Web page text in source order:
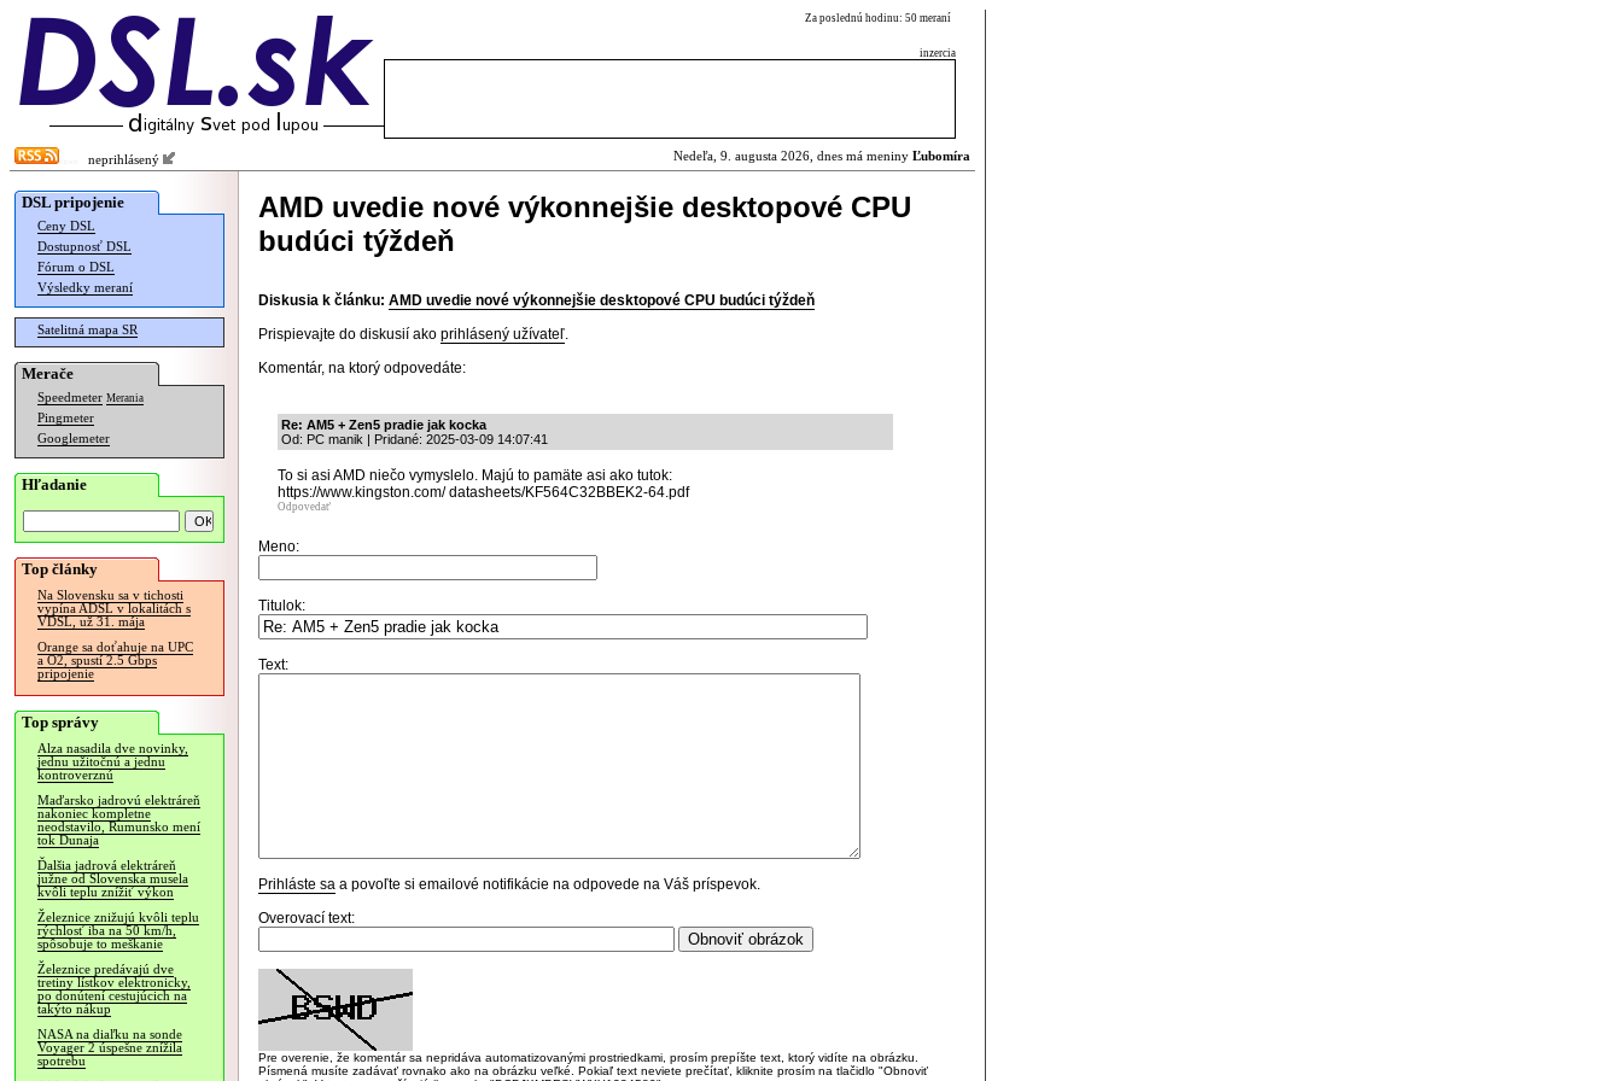
Za poslednú hodinu: 50 meraní
inzercia
neprihlásený Nedeľa, 9. augusta 2026, dnes má meniny Ľubomíra
DSL pripojenie
Ceny DSL
Dostupnosť DSL
Fórum o DSL
Výsledky meraní
Satelitná mapa SR
Merače
Speedmeter Merania
Pingmeter
Googlemeter
Hľadanie
Top články
Na Slovensku sa v tichosti
vypína ADSL v lokalitách s
VDSL, už 31. mája
Orange sa doťahuje na UPC
a O2, spustí 2.5 Gbps
pripojenie
Top správy
Alza nasadila dve novinky,
jednu užitočnú a jednu
kontroverznú
Maďarsko jadrovú elektráreň
nakoniec kompletne
neodstavilo, Rumunsko mení
tok Dunaja
Ďalšia jadrová elektráreň
južne od Slovenska musela
kvôli teplu znížiť výkon
Železnice znižujú kvôli teplu
rýchlosť iba na 50 km/h,
spôsobuje to meškanie
Železnice predávajú dve
tretiny lístkov elektronicky,
po donútení cestujúcich na
takýto nákup
NASA na diaľku na sonde
Voyager 2 úspešne znížila
spotrebu
AMD uvedie nové výkonnejšie desktopové CPU
budúci týždeň
Diskusia k článku: AMD uvedie nové výkonnejšie desktopové CPU budúci týždeň
Prispievajte do diskusií ako prihlásený užívateľ.
Komentár, na ktorý odpovedáte:
Re: AM5 + Zen5 pradie jak kocka
Od: PC manik | Pridané: 2025-03-09 14:07:41
To si asi AMD niečo vymyslelo. Majú to pamäte asi ako tutok:
https://www.kingston.com/ datasheets/KF564C32BBEK2-64.pdf
Odpovedať
Meno:
Titulok:
Text:
Prihláste sa a povoľte si emailové notifikácie na odpovede na Váš príspevok.
Overovací text:
Pre overenie, že komentár sa nepridáva automatizovanými prostriedkami, prosím prepíšte text, ktorý vidíte na obrázku.
Písmená musíte zadávať rovnako ako na obrázku veľké. Pokiaľ text neviete prečítať, kliknite prosím na tlačidlo "Obnoviť